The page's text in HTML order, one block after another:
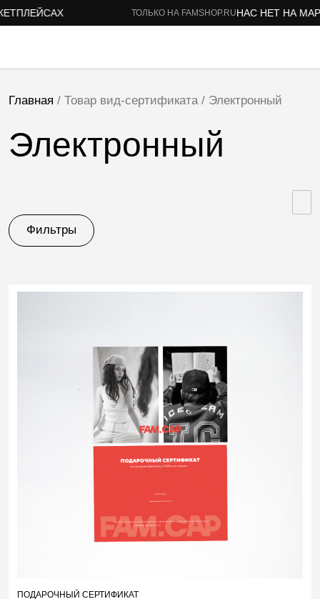
ТОЛЬКО НА FAMSHOP.RUНАС НЕТ НА
Главная / Товар вид-сертификата / Электронный
Электронный
Фильтры
ПОДАРОЧНЫЙ СЕРТИФИКАТ